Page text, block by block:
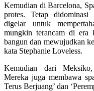
Kemudian di Barcelona,
protes. Tetap didominasi
digelar untuk
mungkin terancam di era
bangun dan mewujudkan
kata Stephanie Loveless.
Kemudian dari Meksiko,
Mereka juga membawa
Terus Berjuang’ dan